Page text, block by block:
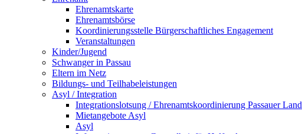
Ehrenamtskarte
Ehrenamtsbörse
Koordinierungsstelle Bürgerschaftliches Engagement
Veranstaltungen
Kinder/Jugend
Schwanger in Passau
Eltern im Netz
Bildungs- und Teilhabeleistungen
Asyl / Integration
Integrationslotsung / Ehrenamtskoordinierung Passauer Land
Mietangebote Asyl
Asyl